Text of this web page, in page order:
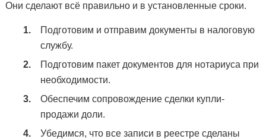
Они сделают всё правильно и в установленные сроки.
Подготовим и отправим документы в налоговую
службу.
Подготовим пакет документов для нотариуса при
необходимости.
Обеспечим сопровождение сделки купли-
продажи доли.
Убедимся, что все записи в реестре сделаны